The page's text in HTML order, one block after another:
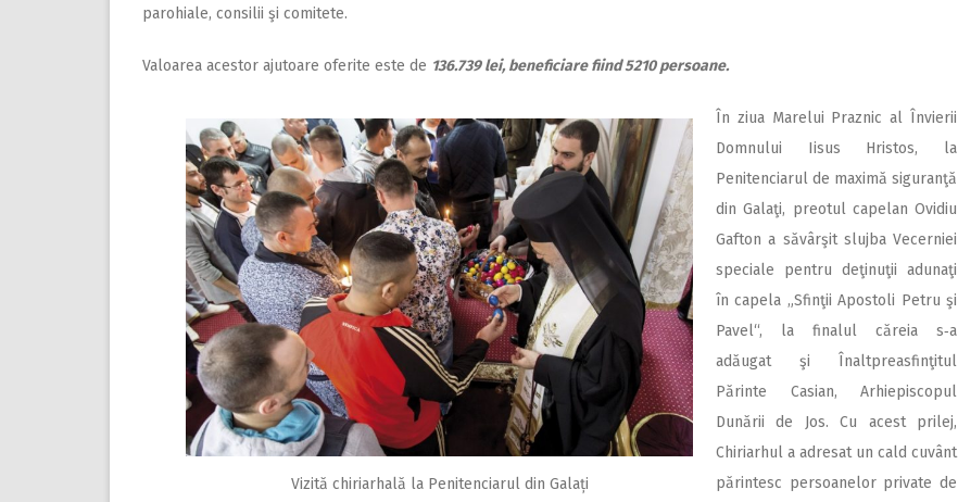
parohiale, consilii şi comitete.
Valoarea acestor ajutoare oferite este de 136.739 lei, beneficiare fiind 5210 persoane.
Vizită chiriarhală la Penitenciarul din Galați
În ziua Marelui Praznic al Învierii
Domnului Iisus Hristos, la
Penitenciarul de maximă siguranţă
din Galaţi, preotul capelan Ovidiu
Gafton a săvârşit slujba Vecerniei
speciale pentru deţinuţii adunaţi
în capela „Sfinţii Apostoli Petru şi
Pavel“, la finalul căreia s‑a
adăugat şi Înaltpreasfinţitul
Părinte Casian, Arhie­pis­copul
Dunării de Jos. Cu acest prilej,
Chiriarhul a adresat un cald cuvânt
părintesc persoanelor private de